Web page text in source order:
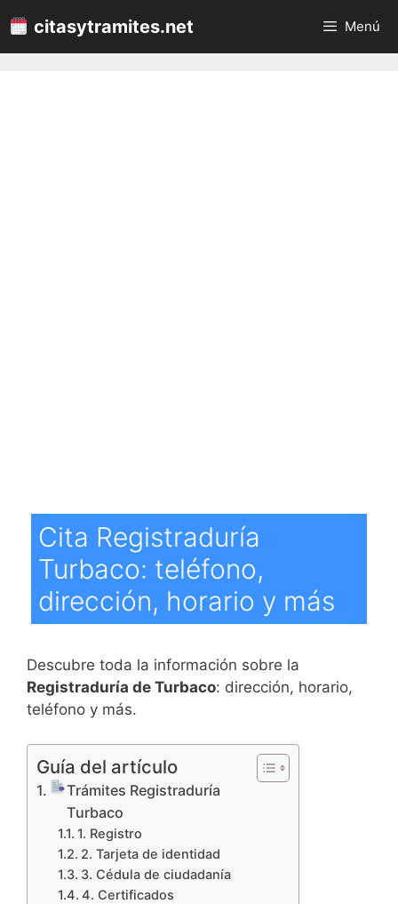
al
contenido
citasytramites.net Menú
Cita Registraduría
Turbaco: teléfono,
dirección, horario y más
Descubre toda la información sobre la
Registraduría de Turbaco: dirección, horario,
teléfono y más.
Guía del artículo
Trámites Registraduría
Turbaco
1. Registro
2. Tarjeta de identidad
3. Cédula de ciudadanía
4. Certificados